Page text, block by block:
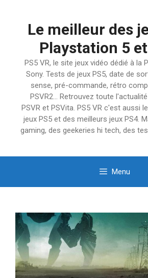
Le meilleur des
Playstation 5
PS5 VR, le site jeux vidéo dédié à la
Sony. Tests de jeux PS5, date de
sense, pré-commande, rétro
PSVR2… Retrouvez toute l'actualité
PSVR et PSVita. PS5 VR c'est aussi
jeux PS5 et des meilleurs jeux PS4.
gaming, des geekeries hi tech, des
Menu